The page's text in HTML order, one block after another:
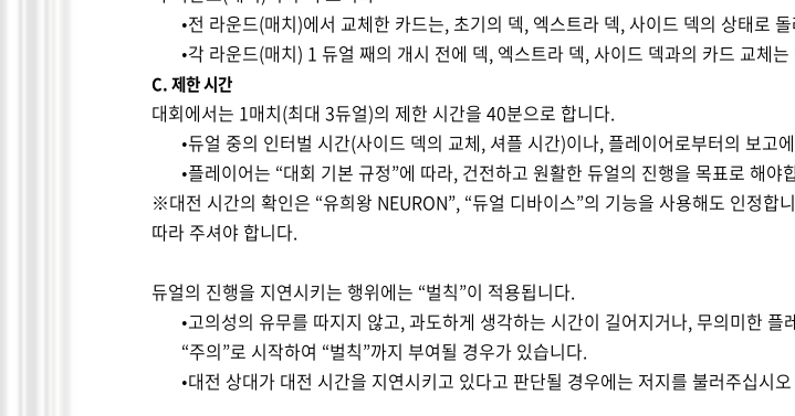
•전 라운드(매치)에서 교체한 카드는,초기의 덱, 엑스트라 덱,사이드 덱의 상태로
•각 라운드(매치) 1 듀얼 째의 개시 전에 덱, 엑스트라 덱,사이드 덱과의 카드 교체
C.제한 시간
대회에서는 1매치(최대 3듀얼)의 제한 시간을 40분으로 합니다.
•듀얼 중의 인터벌 시간(사이드 덱의 교체, 셔플 시간)이나, 플레이어로부터의 보고
•플레이어는 “대회 기본 규정”에 따라, 건전하고 원활한 듀얼의 진행을 목표로 해야
※대전 시간의 확인은 “유희왕 NEURON”, “듀얼 디바이스”의 기능을 사용해도 인정합
따라 주셔야 합니다.
듀얼의 진행을 지연시키는 행위에는 “벌칙”이 적용됩니다.
•고의성의 유무를 따지지 않고,과도하게 생각하는 시간이 길어지거나,무의미한 플
“주의”로 시작하여 “벌칙”까지 부여될 경우가 있습니다.
•대전 상대가 대전 시간을 지연시키고 있다고 판단될 경우에는 저지를 불러주십시오